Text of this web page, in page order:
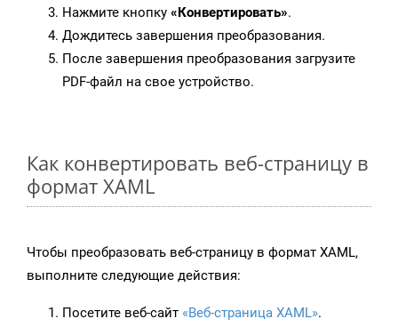
Нажмите кнопку «Конвертировать».
Дождитесь завершения преобразования.
После завершения преобразования загрузите
PDF-файл на свое устройство.
Как конвертировать веб-страницу в
формат XAML
Чтобы преобразовать веб-страницу в формат XAML,
выполните следующие действия:
Посетите веб-сайт «Веб-страница XAML».